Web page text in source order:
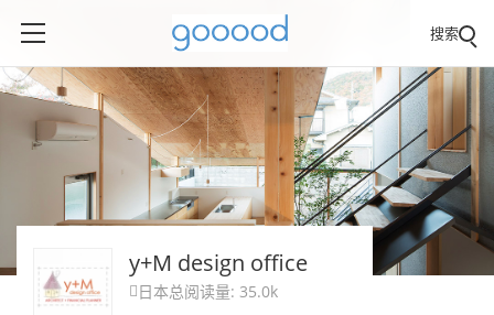
搜索
y+M design office
 日本总阅读量: 35.0k